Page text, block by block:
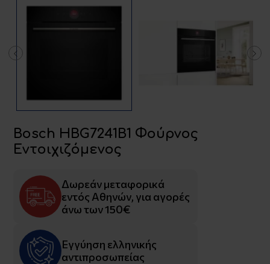
Bosch HBG7241B1 Φούρνος
Εντοιχιζόμενος
Δωρεάν μεταφορικά
εντός Αθηνών, για αγορές
άνω των 150€
Εγγύηση ελληνικής
αντιπροσωπείας